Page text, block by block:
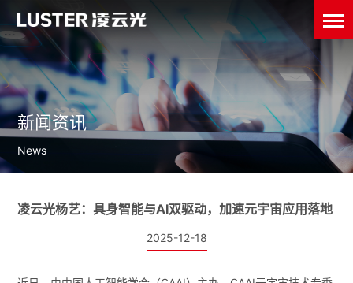
新闻资讯
News
凌云光杨艺：具身智能与AI双驱动，加速元宇宙应用落地
2025-12-18